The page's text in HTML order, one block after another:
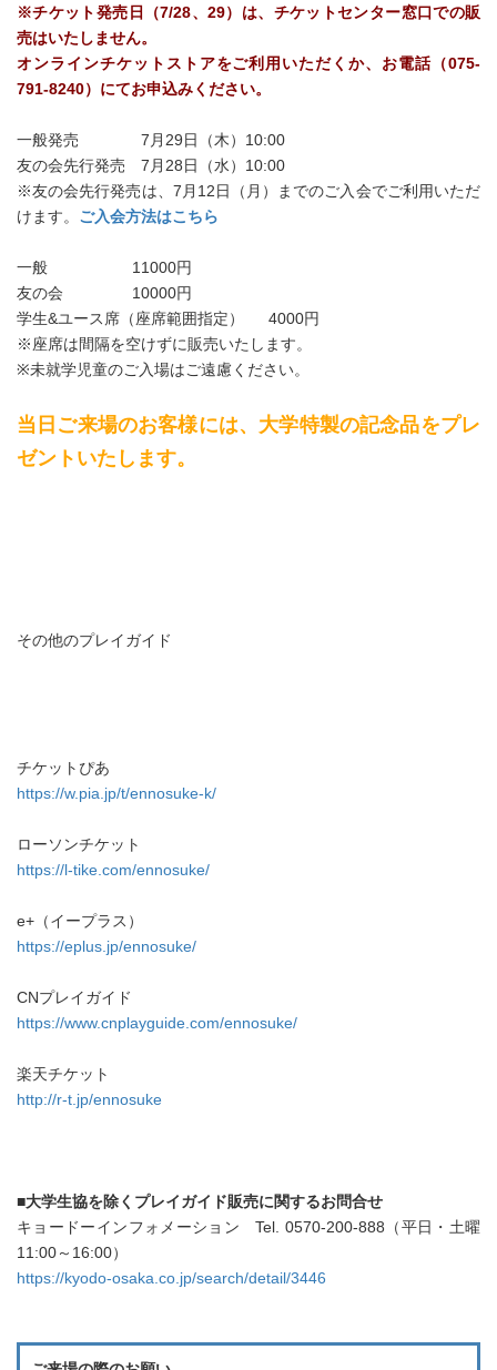
※チケット発売日（7/28、29）は、チケットセンター窓口での販
売はいたしません。
オンラインチケットストアをご利用いただくか、お電話（075-
791-8240）にてお申込みください。
一般発売 7月29日（木）10:00
友の会先行発売 7月28日（水）10:00
※友の会先行発売は、7月12日（月）までのご入会でご利用いただ
けます。 ご入会方法はこちら
一般 11000円
友の会 10000円
学生&ユース席（座席範囲指定） 4000円
※座席は間隔を空けずに販売いたします。
※未就学児童のご入場はご遠慮ください。
当日ご来場のお客様には、大学特製の記念品をプレ
ゼントいたします。
その他のプレイガイド
チケットぴあ
https://w.pia.jp/t/ennosuke-k/
ローソンチケット
https://l-tike.com/ennosuke/
e+（イープラス）
https://eplus.jp/ennosuke/
CNプレイガイド
https://www.cnplayguide.com/ennosuke/
楽天チケット
http://r-t.jp/ennosuke
■大学生協を除くプレイガイド販売に関するお問合せ
キョードーインフォメーション Tel. 0570-200-888（平日・土曜
11:00～16:00）
https://kyodo-osaka.co.jp/search/detail/3446